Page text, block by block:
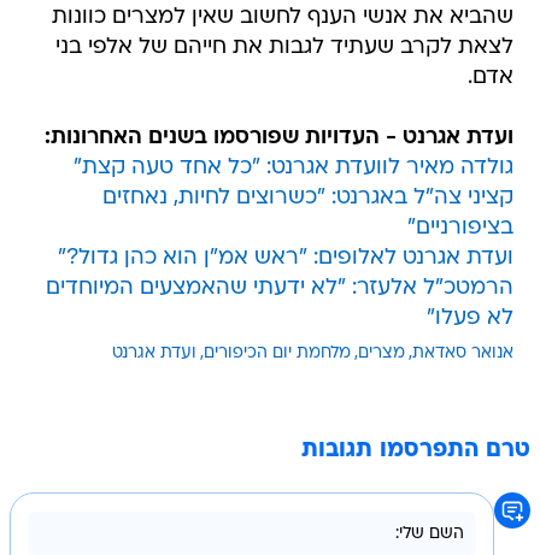
שהביא את אנשי הענף לחשוב שאין למצרים כוונות
לצאת לקרב שעתיד לגבות את חייהם של אלפי בני
אדם.
ועדת אגרנט - העדויות שפורסמו בשנים האחרונות:
גולדה מאיר לוועדת אגרנט: "כל אחד טעה קצת"
קציני צה"ל באגרנט: "כשרוצים לחיות, נאחזים
בציפורניים"
ועדת אגרנט לאלופים: "ראש אמ"ן הוא כהן גדול?"
הרמטכ"ל אלעזר: "לא ידעתי שהאמצעים המיוחדים
לא פעלו"
אנואר סאדאת מצרים מלחמת יום הכיפורים ועדת אגרנט
טרם התפרסמו תגובות